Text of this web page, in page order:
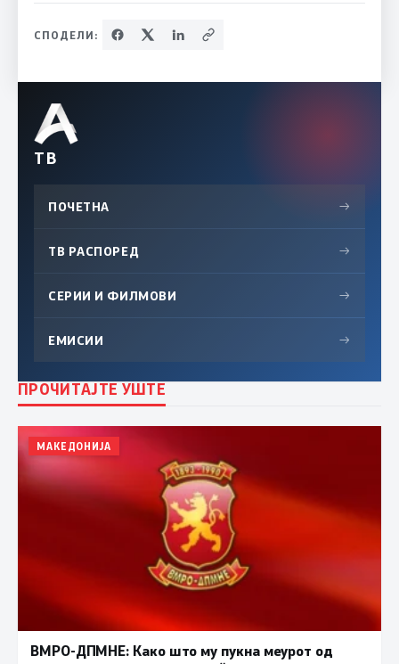
СПОДЕЛИ:
ТВ
ПОЧЕТНА →
ТВ РАСПОРЕД →
СЕРИИ И ФИЛМОВИ →
ЕМИСИИ →
ПРОЧИТАЈТЕ УШТЕ
МАКЕДОНИЈА
ВМРО-ДПМНЕ: Како што му пукна меурот од